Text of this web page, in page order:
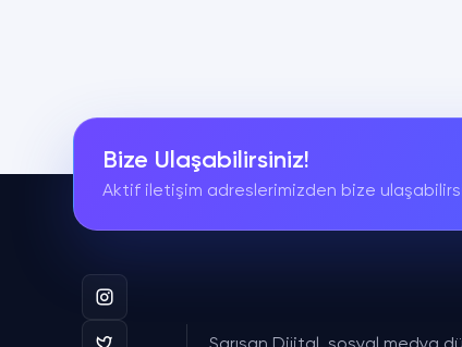
Bize Ulaşabilirsiniz!
Aktif iletişim adreslerimizden bize